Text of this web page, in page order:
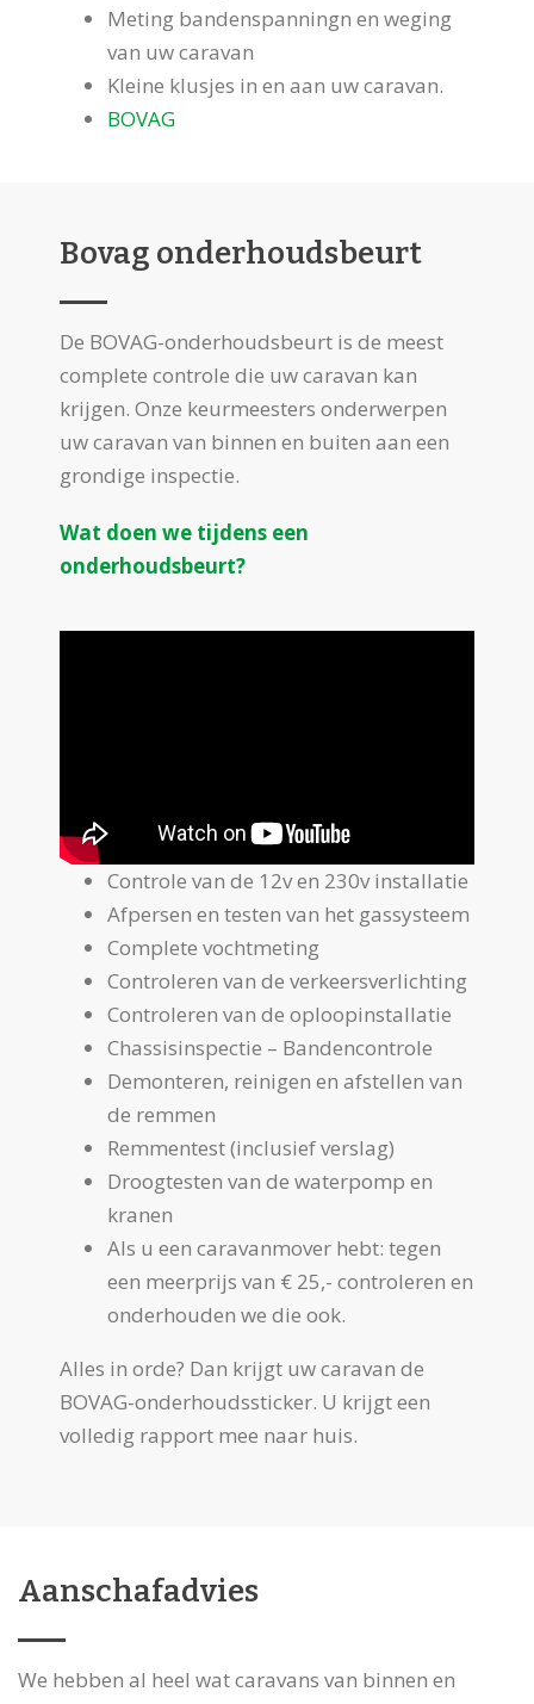
Meting bandenspanningn en weging
van uw caravan
Kleine klusjes in en aan uw caravan.
BOVAG
Bovag onderhoudsbeurt
De BOVAG-onderhoudsbeurt is de meest
complete controle die uw caravan kan
krijgen. Onze keurmeesters onderwerpen
uw caravan van binnen en buiten aan een
grondige inspectie.
Wat doen we tijdens een
onderhoudsbeurt?
Controle van de 12v en 230v installatie
Afpersen en testen van het gassysteem
Complete vochtmeting
Controleren van de verkeersverlichting
Controleren van de oploopinstallatie
Chassisinspectie – Bandencontrole
Demonteren, reinigen en afstellen van
de remmen
Remmentest (inclusief verslag)
Droogtesten van de waterpomp en
kranen
Als u een caravanmover hebt: tegen
een meerprijs van € 25,- controleren en
onderhouden we die ook.
Alles in orde? Dan krijgt uw caravan de
BOVAG-onderhoudssticker. U krijgt een
volledig rapport mee naar huis.
Aanschafadvies
We hebben al heel wat caravans van binnen en